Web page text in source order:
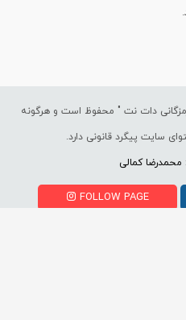
دات نت " محفوظ است و هرگونه
سایت پیگرد قانونی دارد.
محمدرضا کمالی
FOLLOW PAGE